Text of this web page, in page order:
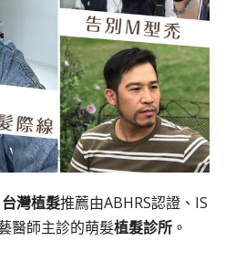
台灣植髮推薦由ABHRS認證、IS
醫師主診的萌髮植髮診所。